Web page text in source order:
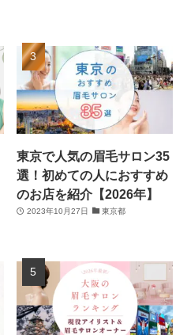
東京で人気の眉毛サロン35
選！初めての人におすすめ
のお店を紹介【2026年】
2023年10月27日 東京都